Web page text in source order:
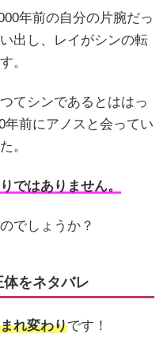
年前の自分の片腕だっ
出し、レイがシンの転
。
てシンであるとははっ
年前にアノスと会ってい
。
ではありません。
でしょうか？
をネタバレ
れ変わりです！